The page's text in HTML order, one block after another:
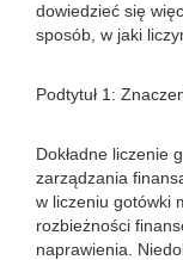
dowiedzieć się
sposób, w jaki
Podtytuł 1:
Dokładne liczenie
zarządzania
w liczeniu gotówki
rozbieżności
naprawienia.